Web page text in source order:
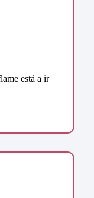
está a ir